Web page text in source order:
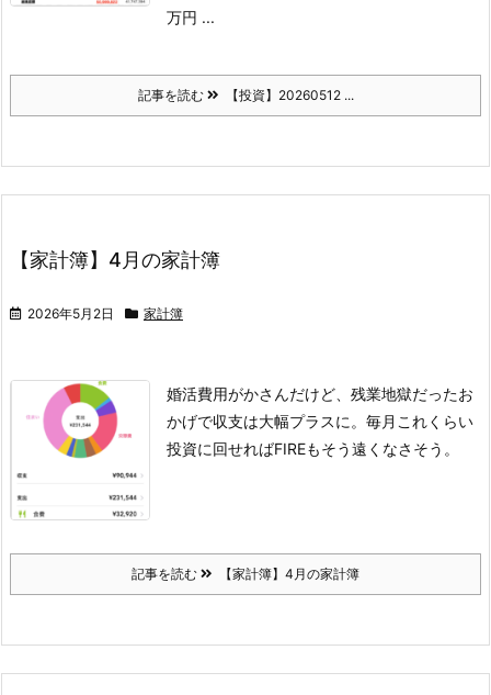
万円 ...
記事を読む 【投資】20260512 ...
【家計簿】4月の家計簿
2026年5月2日 家計簿
婚活費用がかさんだけど、残業地獄だったお
かげで収支は大幅プラスに。 毎月これくらい
投資に回せればFIREもそう遠くなさそう。
記事を読む 【家計簿】4月の家計簿